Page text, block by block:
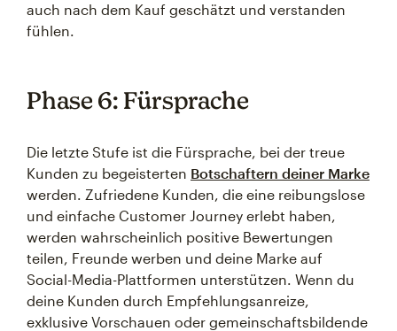
auch nach dem Kauf geschätzt und verstanden
fühlen.
Phase 6: Fürsprache
Die letzte Stufe ist die Fürsprache, bei der treue
Kunden zu begeisterten Botschaftern deiner Marke
werden. Zufriedene Kunden, die eine reibungslose
und einfache Customer Journey erlebt haben,
werden wahrscheinlich positive Bewertungen
teilen, Freunde werben und deine Marke auf
Social-Media-Plattformen unterstützen. Wenn du
deine Kunden durch Empfehlungsanreize,
exklusive Vorschauen oder gemeinschaftsbildende